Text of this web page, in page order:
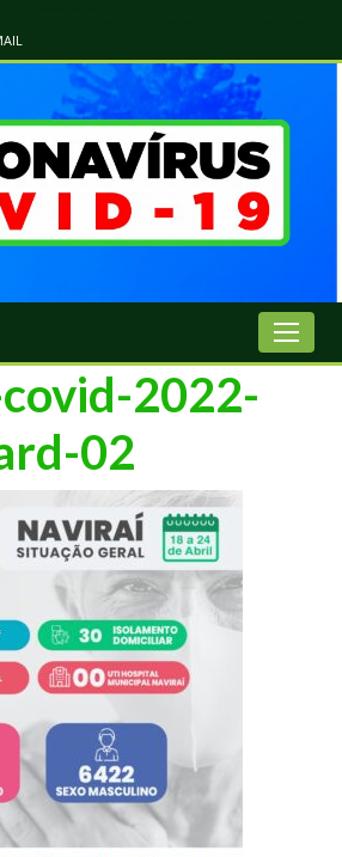
2022-
02